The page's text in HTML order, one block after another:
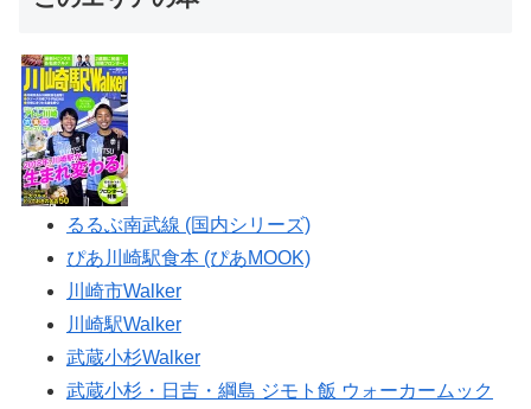
るるぶ南武線 (国内シリーズ)
ぴあ川崎駅食本 (ぴあMOOK)
川崎市Walker
川崎駅Walker
武蔵小杉Walker
武蔵小杉・日吉・綱島 ジモト飯 ウォーカームック